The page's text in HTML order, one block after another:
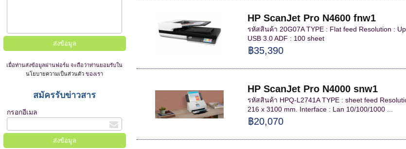
เมื่อท่านส่งข้อมูลผ่านฟอร์ม จะถือว่าท่านยอมรับใน
นโยบายความเป็นส่วนตัวของเรา
สมัครรับข่าวสาร
กรอกอีเมล
HP ScanJet Pro N4600 fnw1
รหัสสินค้า 20G07A TYPE : Flat feed Resolution :
USB 3.0 ADF : 100 sheet
฿35,390
HP ScanJet Pro N4000 snw1
รหัสสินค้า HPQ-L2741A TYPE : sheet feed
216 x 3100 mm. Interface : Lan 10/100/1000 ...
฿20,070